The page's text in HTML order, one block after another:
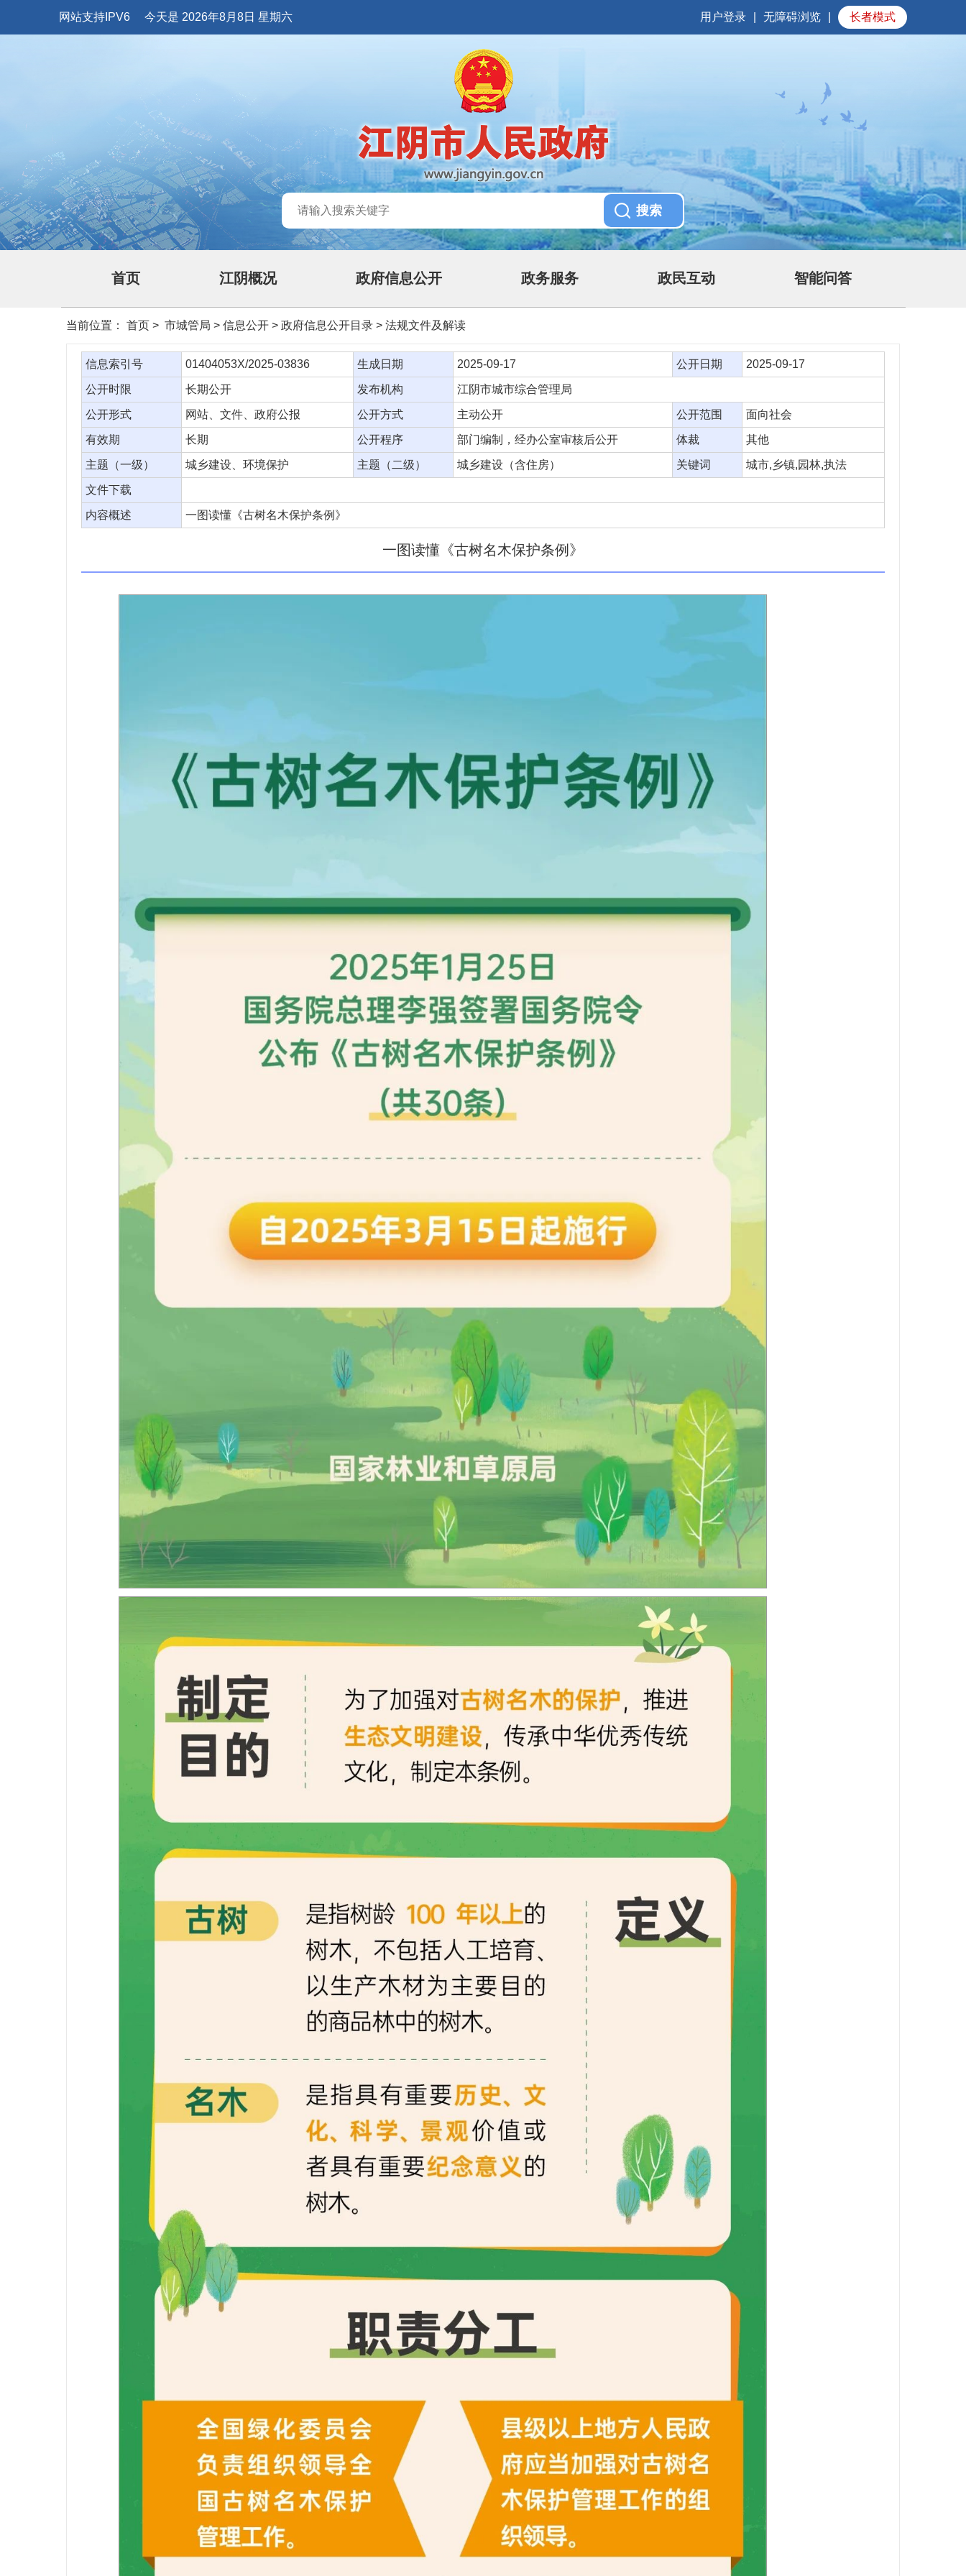
网站支持IPV6 今天是 2026年8月8日 星期六 用户登录 无障碍浏览 长者模式
首页 江阴概况 政府信息公开 政务服务 政民互动 智能问答
当前位置： 首页 > 市城管局 > 信息公开 > 政府信息公开目录 > 法规文件及解读
信息索引号 01404053X/2025-03836 生成日期 2025-09-17 公开日期 2025-09-17
公开时限 长期公开 发布机构 江阴市城市综合管理局
公开形式 网站、文件、政府公报 公开方式 主动公开 公开范围 面向社会
有效期 长期 公开程序 部门编制，经办公室审核后公开 体裁 其他
主题（一级） 城乡建设、环境保护 主题（二级） 城乡建设（含住房） 关键词 城市,乡镇,园林,执法
文件下载
内容概述 一图读懂《古树名木保护条例》
一图读懂《古树名木保护条例》